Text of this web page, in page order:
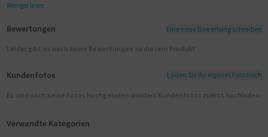
Weniger lesen
Bewertungen Eine neue Bewertung schreiben
Leider gibt es noch keine Bewertungen zu diesem Produkt
Kundenfotos Laden Sie Ihr eigenes Foto hoch
Es sind noch keine Fotos hochgeladen worden! Kundenfotos zuerst hochladen
Verwandte Kategorien